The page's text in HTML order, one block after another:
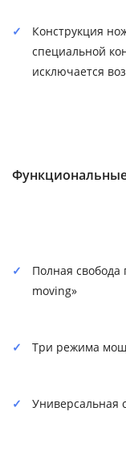
Конструкция
специальной
исключается
Полная
moving»
Три режима
Универсальная